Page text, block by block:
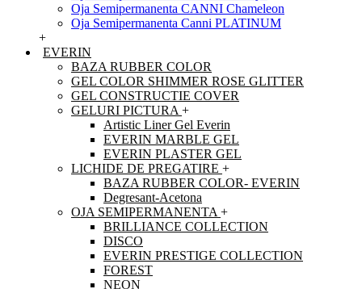
Oja Semipermanenta CANNI Chameleon
Oja Semipermanenta Canni PLATINUM
+
EVERIN
BAZA RUBBER COLOR
GEL COLOR SHIMMER ROSE GLITTER
GEL CONSTRUCTIE COVER
GELURI PICTURA +
Artistic Liner Gel Everin
EVERIN MARBLE GEL
EVERIN PLASTER GEL
LICHIDE DE PREGATIRE +
BAZA RUBBER COLOR- EVERIN
Degresant-Acetona
OJA SEMIPERMANENTA +
BRILLIANCE COLLECTION
DISCO
EVERIN PRESTIGE COLLECTION
FOREST
NEON